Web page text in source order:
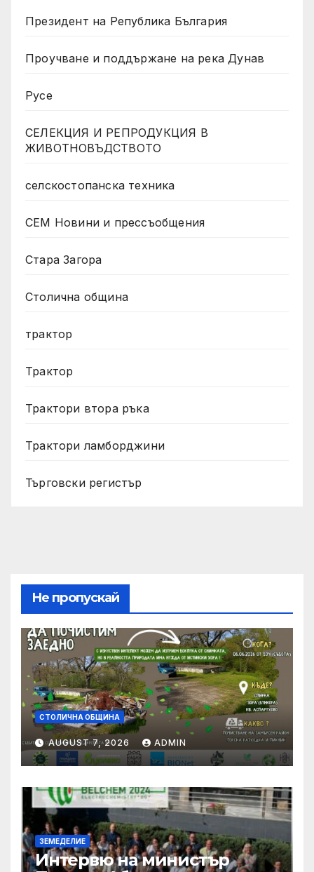
Президент на Република България
Проучване и поддържане на река Дунав
Русе
СЕЛЕКЦИЯ И РЕПРОДУКЦИЯ В
ЖИВОТНОВЪДСТВОТО
селскостопанска техника
СЕМ Новини и прессъобщения
Стара Загора
Столична община
трактор
Трактор
Трактори втора ръка
Трактори ламборджини
Търговски регистър
Не пропускай
СТОЛИЧНА ОБЩИНА
AUGUST 7, 2026 ADMIN
ЗЕМЕДЕЛИЕ
Интервю на министър